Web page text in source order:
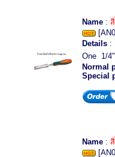
Name :
Details :
One 1/
Normal
Special
Name :